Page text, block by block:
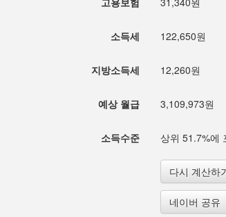
소득세 122,650원
지방소득세 12,260원
예상 월급 3,109,973원
소득수준 상위 51.7%에
다시 계산하
네이버 공유